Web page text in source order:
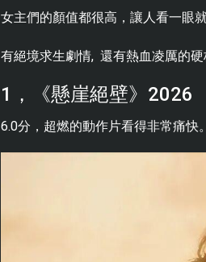
女主們的顏值都很高，讓人看一眼就
有絕境求生劇情, 還有熱血凌厲的硬
1，《懸崖絕壁》2026
6.0分，超燃的動作片看得非常痛快。